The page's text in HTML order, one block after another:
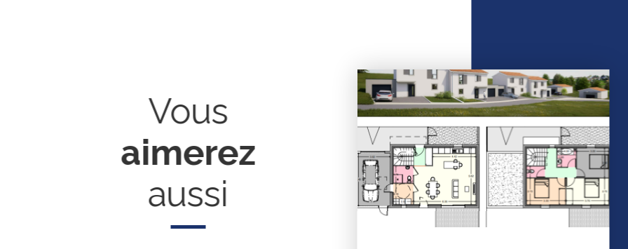
Vous
aimerez
aussi